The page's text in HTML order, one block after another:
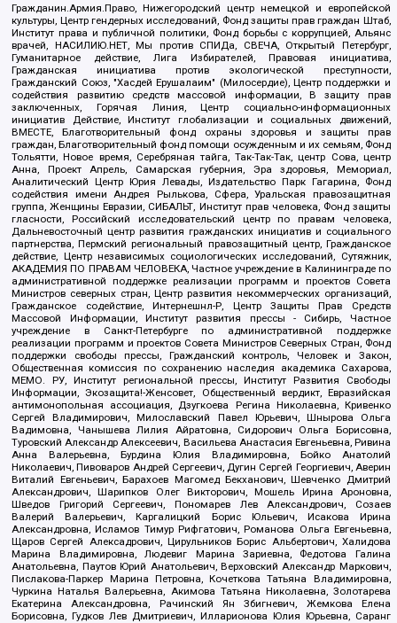
Гражданин.Армия.Право, Нижегородский центр немецкой и европейской
культуры, Центр гендерных исследований, Фонд защиты прав граждан Штаб,
Институт права и публичной политики, Фонд борьбы с коррупцией, Альянс
врачей, НАСИЛИЮ.НЕТ, Мы против СПИДа, СВЕЧА, Открытый Петербург,
Гуманитарное действие, Лига Избирателей, Правовая инициатива,
Гражданская инициатива против экологической преступности,
Гражданский Союз, "Хасдей Ерушалаим" (Милосердие), Центр поддержки и
содействия развитию средств массовой информации, В защиту прав
заключенных, Горячая Линия, Центр социально-информационных
инициатив Действие, Институт глобализации и социальных движений,
ВМЕСТЕ, Благотворительный фонд охраны здоровья и защиты прав
граждан, Благотворительный фонд помощи осужденным и их семьям, Фонд
Тольятти, Новое время, Серебряная тайга, Так-Так-Так, центр Сова, центр
Анна, Проект Апрель, Самарская губерния, Эра здоровья, Мемориал,
Аналитический Центр Юрия Левады, Издательство Парк Гагарина, Фонд
содействия имени Андрея Рылькова, Сфера, Уральская правозащитная
группа, Женщины Евразии, СИБАЛЬТ, Институт прав человека, Фонд защиты
гласности, Российский исследовательский центр по правам человека,
Дальневосточный центр развития гражданских инициатив и социального
партнерства, Пермский региональный правозащитный центр, Гражданское
действие, Центр независимых социологических исследований, Сутяжник,
АКАДЕМИЯ ПО ПРАВАМ ЧЕЛОВЕКА, Частное учреждение в Калининграде по
административной поддержке реализации программ и проектов Совета
Министров северных стран, Центр развития некоммерческих организаций,
Гражданское содействие, Интернешнл-Р, Центр Защиты Прав Средств
Массовой Информации, Институт развития прессы - Сибирь, Частное
учреждение в Санкт-Петербурге по административной поддержке
реализации программ и проектов Совета Министров Северных Стран, Фонд
поддержки свободы прессы, Гражданский контроль, Человек и Закон,
Общественная комиссия по сохранению наследия академика Сахарова,
МЕМО. РУ, Институт региональной прессы, Институт Развития Свободы
Информации, Экозащита!-Женсовет, Общественный вердикт, Евразийская
антимонопольная ассоциация, Дзугкоева Регина Николаевна, Кривенко
Сергей Владимирович, Милославский Павел Юрьевич, Шнырова Ольга
Вадимовна, Чанышева Лилия Айратовна, Сидорович Ольга Борисовна,
Туровский Александр Алексеевич, Васильева Анастасия Евгеньевна, Ривина
Анна Валерьевна, Бурдина Юлия Владимировна, Бойко Анатолий
Николаевич, Пивоваров Андрей Сергеевич, Дугин Сергей Георгиевич, Аверин
Виталий Евгеньевич, Барахоев Магомед Бекханович, Шевченко Дмитрий
Александрович, Шарипков Олег Викторович, Мошель Ирина Ароновна,
Шведов Григорий Сергеевич, Пономарев Лев Александрович, Созаев
Валерий Валерьевич, Каргалицкий Борис Юльевич, Исакова Ирина
Александровна, Исламов Тимур Рифгатович, Романова Ольга Евгеньевна,
Щаров Сергей Алексадрович, Цирульников Борис Альбертович, Халидова
Марина Владимировна, Людевиг Марина Зариевна, Федотова Галина
Анатольевна, Паутов Юрий Анатольевич, Верховский Александр Маркович,
Пислакова-Паркер Марина Петровна, Кочеткова Татьяна Владимировна,
Чуркина Наталья Валерьевна, Акимова Татьяна Николаевна, Золотарева
Екатерина Александровна, Рачинский Ян Збигневич, Жемкова Елена
Борисовна, Гудков Лев Дмитриевич, Илларионова Юлия Юрьевна, Саранг